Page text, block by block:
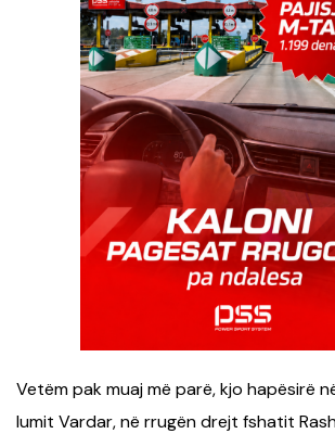
Vetëm pak muaj më parë, kjo hapësirë
lumit Vardar, në rrugën drejt fshatit